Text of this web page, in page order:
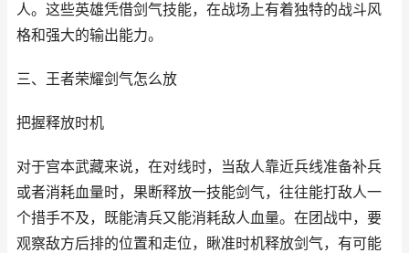
人。这些英雄凭借剑气技能，在战场上有着独特的战斗风
格和强大的输出能力。
三、王者荣耀剑气怎么放
把握释放时机
对于宫本武藏来说，在对线时，当敌人靠近兵线准备补兵
或者消耗血量时，果断释放一技能剑气，往往能打敌人一
个措手不及，既能清兵又能消耗敌人血量。在团战中，要
观察敌方后排的位置和走位，瞅准时机释放剑气，有可能